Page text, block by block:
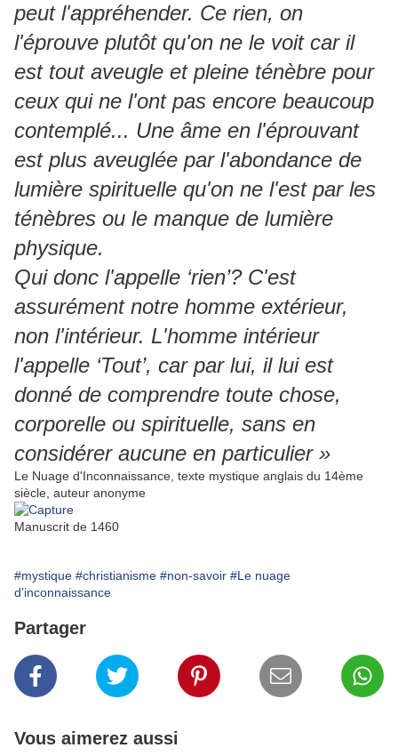
peut l'appréhender. Ce rien, on
l'éprouve plutôt qu'on ne le voit car il
est tout aveugle et pleine ténèbre pour
ceux qui ne l'ont pas encore beaucoup
contemplé... Une âme en l'éprouvant
est plus aveuglée par l'abondance de
lumière spirituelle qu'on ne l'est par les
ténèbres ou le manque de lumière
physique.
Qui donc l'appelle ‘rien’? C'est
assurément notre homme extérieur,
non l'intérieur. L'homme intérieur
l'appelle ‘Tout’, car par lui, il lui est
donné de comprendre toute chose,
corporelle ou spirituelle, sans en
considérer aucune en particulier »
Le Nuage d'Inconnaissance, texte mystique anglais du 14ème
siècle, auteur anonyme
Manuscrit de 1460
#mystique #christianisme #non-savoir #Le nuage
d’inconnaissance
Partager
Vous aimerez aussi